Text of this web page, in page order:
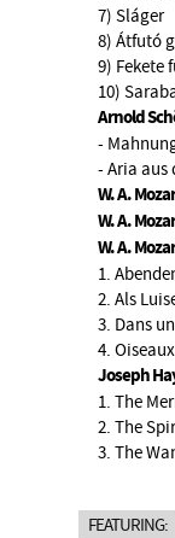
7) Sláger
8) Átfutó
9) Fekete
10)
Arnold
-
- Aria aus
W. A.
W. A.
W. A.
1.
2. Als
3. Dans
4.
Joseph
1. The
2. The
3. The
FEATURING: